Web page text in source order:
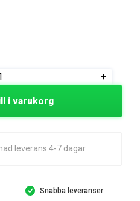
+
i varukorg
leverans 4-7 dagar
Snabba leveranser